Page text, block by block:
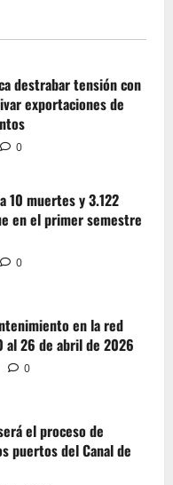
destrabar tensión con
exportaciones de
0
10 muertes y 3.122
en el primer semestre
0
en la red
al 26 de abril de 2026
0
el proceso de
puertos del Canal de